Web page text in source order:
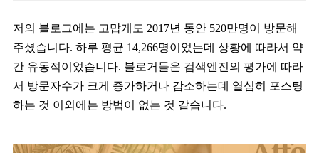
저의 블로그에는 고맙게도 2017년 동안 520만명이 방문해
주셨습니다. 하루 평균 14,266명이었는데 상황에 따라서 약
간 유동적이었습니다. 블로거들은 검색엔진의 평가에 따라
서 방문자수가 크게 증가하거나 감소하는데 열심히 포스팅
하는 것 이외에는 방법이 없는 것 같습니다.